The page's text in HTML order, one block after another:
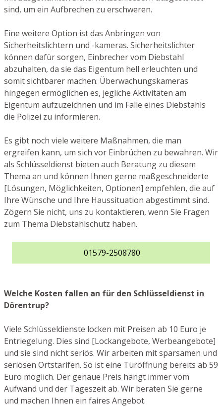
sind, um ein Aufbrechen zu erschweren.
Eine weitere Option ist das Anbringen von
Sicherheitslichtern und -kameras. Sicherheitslichter
können dafür sorgen, Einbrecher vom Diebstahl
abzuhalten, da sie das Eigentum hell erleuchten und
somit sichtbarer machen. Überwachungskameras
hingegen ermöglichen es, jegliche Aktivitäten am
Eigentum aufzuzeichnen und im Falle eines Diebstahls
die Polizei zu informieren.
Es gibt noch viele weitere Maßnahmen, die man
ergreifen kann, um sich vor Einbrüchen zu bewahren. Wir
als Schlüsseldienst bieten auch Beratung zu diesem
Thema an und können Ihnen gerne maßgeschneiderte
[Lösungen, Möglichkeiten, Optionen] empfehlen, die auf
Ihre Wünsche und Ihre Haussituation abgestimmt sind.
Zögern Sie nicht, uns zu kontaktieren, wenn Sie Fragen
zum Thema Diebstahlschutz haben.
01579-2508780
Welche Kosten fallen an für den Schlüsseldienst in
Dörentrup?
Viele Schlüsseldienste locken mit Preisen ab 10 Euro je
Entriegelung. Dies sind [Lockangebote, Werbeangebote]
und sie sind nicht seriös. Wir arbeiten mit sparsamen und
seriösen Ortstarifen. So ist eine Türöffnung bereits ab 59
Euro möglich. Der genaue Preis hängt immer vom
Aufwand und der Tageszeit ab. Wir beraten Sie gerne
und machen Ihnen ein faires Angebot.